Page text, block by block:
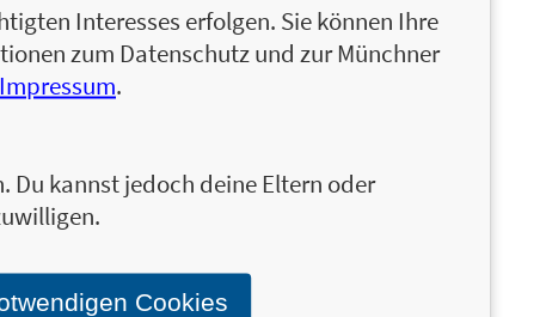
Interesses erfolgen. Sie können Ihre
zum Datenschutz und zur Münchner
Impressum.
Du kannst jedoch deine Eltern oder
Cookies